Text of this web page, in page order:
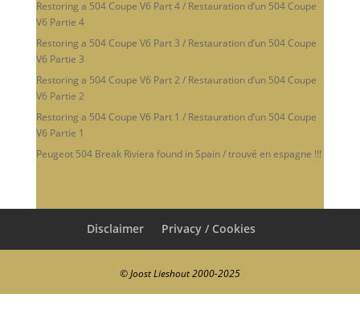
Restoring a 504 Coupe V6 Part 4 / Restauration d’un 504 Coupe
V6 Partie 4
Restoring a 504 Coupe V6 Part 3 / Restauration d’un 504 Coupe
V6 Partie 3
Restoring a 504 Coupe V6 Part 2 / Restauration d’un 504 Coupe
V6 Partie 2
Restoring a 504 Coupe V6 Part 1 / Restauration d’un 504 Coupe
V6 Partie 1
Peugeot 504 Break Riviera found in Spain / trouvé en espagne !!!
Disclaimer Privacy / Cookies
© Joost Lieshout 2000-2025